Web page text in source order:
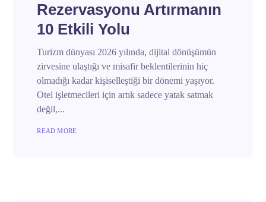
Rezervasyonu Artırmanın
10 Etkili Yolu
Turizm dünyası 2026 yılında, dijital dönüşümün
zirvesine ulaştığı ve misafir beklentilerinin hiç
olmadığı kadar kişiselleştiği bir dönemi yaşıyor.
Otel işletmecileri için artık sadece yatak satmak
değil,...
READ MORE